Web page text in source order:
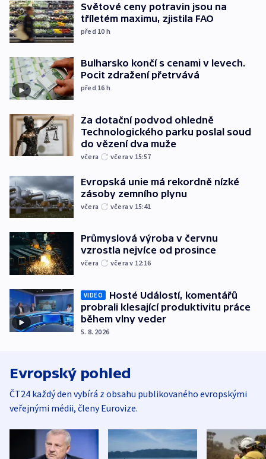
Světové ceny potravin jsou na
tříletém maximu, zjistila FAO
před 10 h
Bulharsko končí s cenami v levech.
Pocit zdražení přetrvává
před 16 h
Za dotační podvod ohledně
Technologického parku poslal soud
do vězení dva muže
včera včera v 15:57
Evropská unie má rekordně nízké
zásoby zemního plynu
včera včera v 15:41
Průmyslová výroba v červnu
vzrostla nejvíce od prosince
včera včera v 12:16
VIDEO
Hosté Událostí, komentářů
probrali klesající produktivitu práce
během vlny veder
5. 8. 2026
Evropský pohled
ČT24 každý den vybírá z obsahu publikovaného evropskými
veřejnými médii, členy Eurovize.